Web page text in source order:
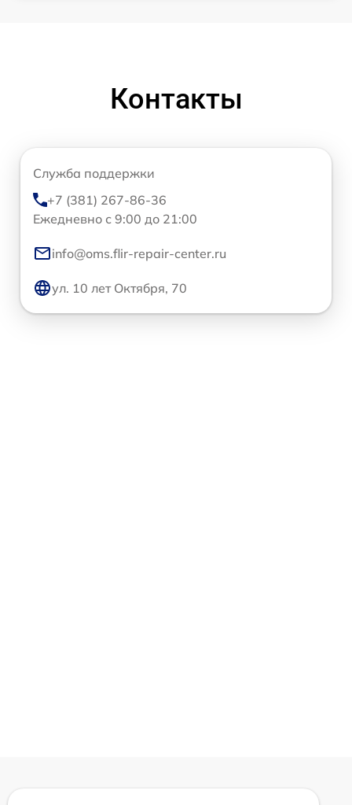
Контакты
Служба поддержки
+7 (381) 267-86-36
Ежедневно с 9:00 до 21:00
info@oms.flir-repair-center.ru
ул. 10 лет Октября, 70